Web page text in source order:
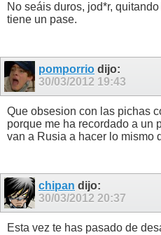
No seáis duros, jod*r,
tiene un pase.
pomporrio dijo:
30/03/2012 19:43
Que obsesion con las pichas
porque me ha recordado a un
van a Rusia a hacer lo mismo
chipan dijo:
30/03/2012 20:37
Esta vez te has pasado de